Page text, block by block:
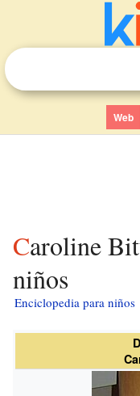
Web
Caroline Bittencourt para
niños
Enciclopedia para niños